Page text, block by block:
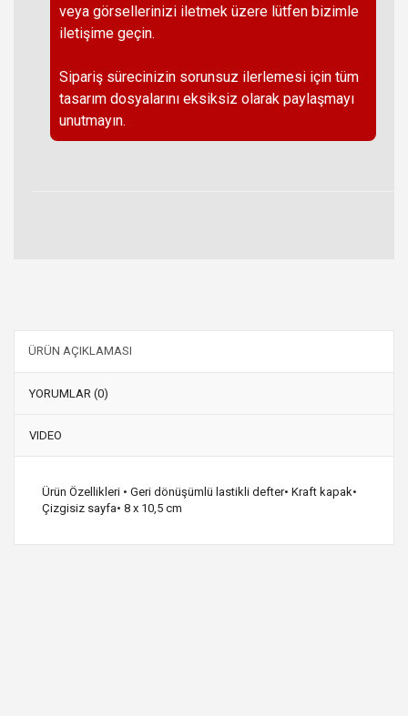
veya görsellerinizi iletmek üzere lütfen bizimle
iletişime geçin.
Sipariş sürecinizin sorunsuz ilerlemesi için tüm
tasarım dosyalarını eksiksiz olarak paylaşmayı
unutmayın.
ÜRÜN AÇIKLAMASI
YORUMLAR (0)
VIDEO
Ürün Özellikleri • Geri dönüşümlü lastikli defter• Kraft kapak•
Çizgisiz sayfa• 8 x 10,5 cm